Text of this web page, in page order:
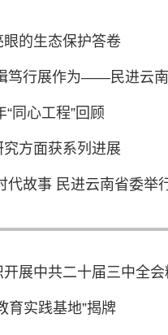
的生态保护答卷
笃行展作为——民进云
同心工程”回顾
方面获系列进展
代故事 民进云南省委举
展中共二十届三中全
育实践基地”揭牌